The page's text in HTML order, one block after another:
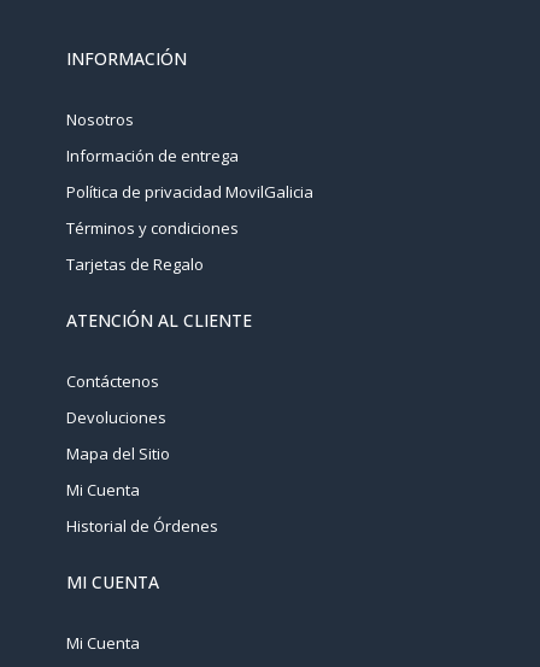
INFORMACIÓN
Nosotros
Información de entrega
Política de privacidad MovilGalicia
Términos y condiciones
Tarjetas de Regalo
ATENCIÓN AL CLIENTE
Contáctenos
Devoluciones
Mapa del Sitio
Mi Cuenta
Historial de Órdenes
MI CUENTA
Mi Cuenta